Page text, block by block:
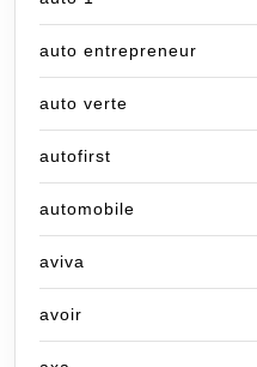
auto entrepreneur
auto verte
autofirst
automobile
aviva
avoir